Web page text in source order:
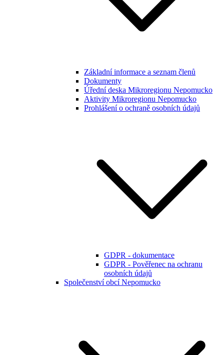
Základní informace a seznam členů
Dokumenty
Úřední deska Mikroregionu Nepomucko
Aktivity Mikroregionu Nepomucko
Prohlášení o ochraně osobních údajů
GDPR - dokumentace
GDPR - Pověřenec na ochranu
osobních údajů
Společenství obcí Nepomucko